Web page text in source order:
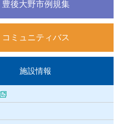
豊後大野市例規集
コミュニティバス
施設情報